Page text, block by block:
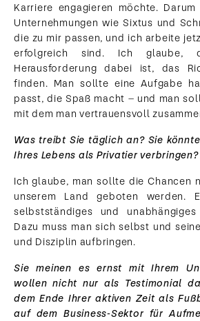
Karriere engagieren möchte.
Unternehmungen wie Sixtus und
die zu mir passen, und ich arbeite
erfolgreich sind. Ich glaube,
Herausforderung dabei ist, das
finden. Man sollte eine Aufgabe
passt, die Spaß macht – und man
mit dem man vertrauensvoll
Was treibt Sie täglich an? Sie
Ihres Lebens als Privatier verbringen?
Ich glaube, man sollte die Chancen
unserem Land geboten werden.
selbstständiges und
Dazu muss man sich selbst und
und Disziplin aufbringen.
Sie meinen es ernst mit Ihrem
wollen nicht nur als Testimonial
dem Ende Ihrer aktiven Zeit als
auf dem Business-Sektor für